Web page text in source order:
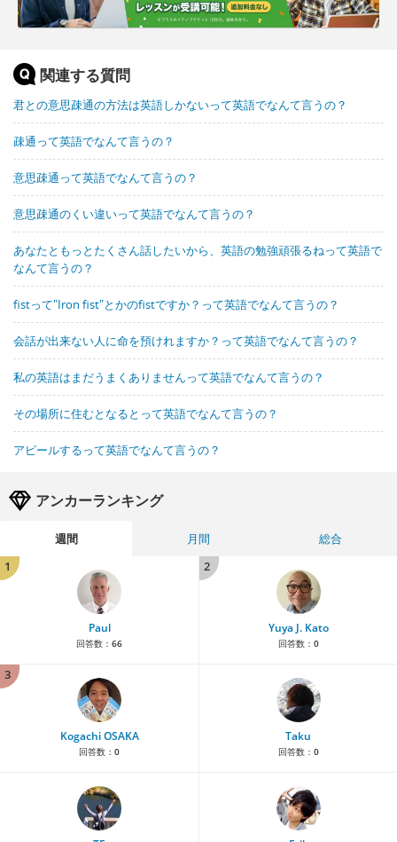
関連する質問
君との意思疎通の方法は英語しかないって英語でなんて言うの？
疎通って英語でなんて言うの？
意思疎通って英語でなんて言うの？
意思疎通のくい違いって英語でなんて言うの？
あなたともっとたくさん話したいから、英語の勉強頑張るねって英語で
なんて言うの？
fistって"Iron fist"とかのfistですか？って英語でなんて言うの？
会話が出来ない人に命を預けれますか？って英語でなんて言うの？
私の英語はまだうまくありませんって英語でなんて言うの？
その場所に住むとなるとって英語でなんて言うの？
アピールするって英語でなんて言うの？
アンカーランキング
週間 月間
総合
1
Paul
回答数： 66
2
Yuya J. Kato
回答数： 0
3
Kogachi OSAKA
回答数： 0
Taku
回答数： 0